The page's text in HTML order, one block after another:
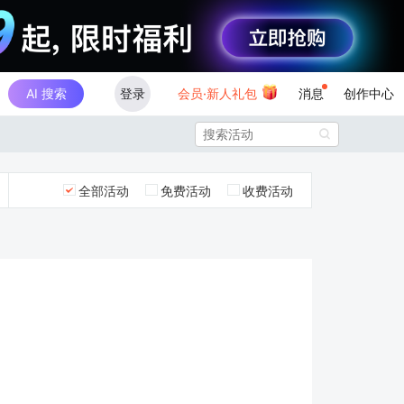
AI 搜索 登录 会员·新人礼包 消息 创作中心

全部活动 免费活动 收费活动